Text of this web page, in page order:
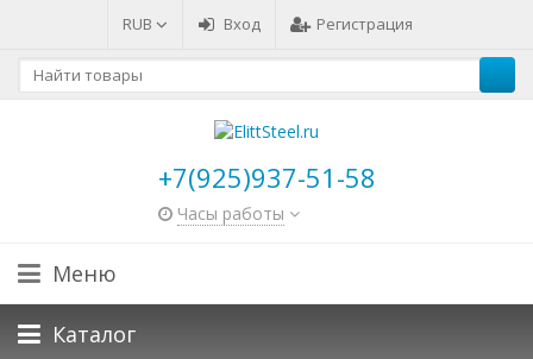
RUB Вход Регистрация
+7(925)937-51-58
Часы работы
Меню
Каталог